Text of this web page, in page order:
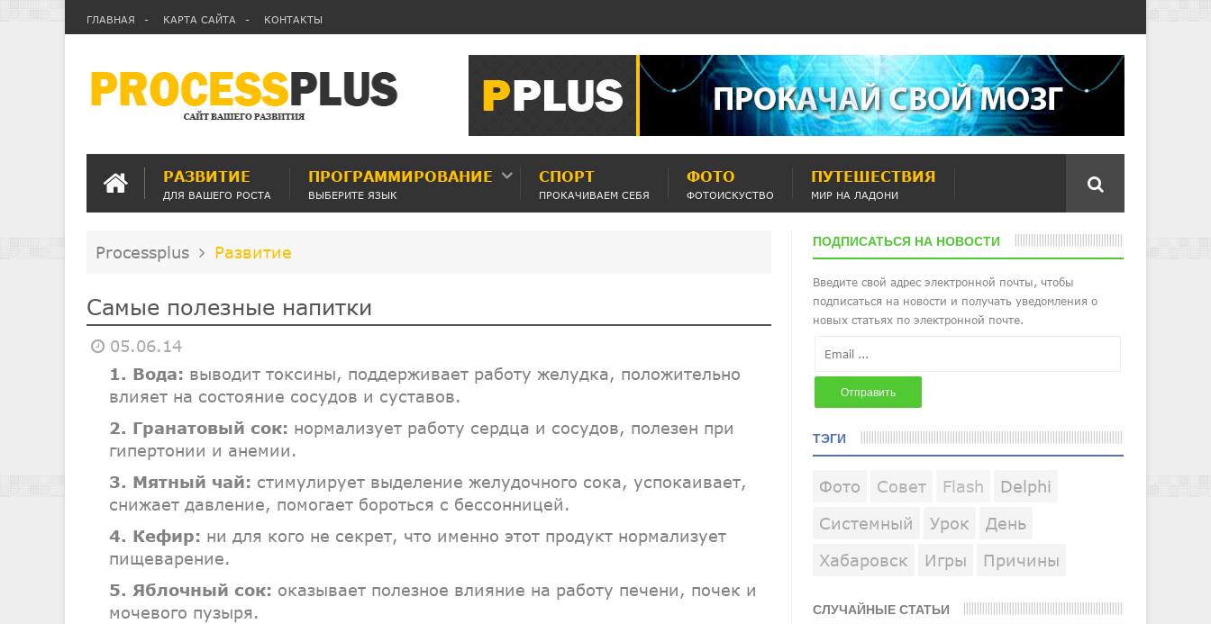
ГЛАВНАЯ КАРТА САЙТА КОНТАКТЫ
РАЗВИТИЕ
ДЛЯ ВАШЕГО РОСТА
ПРОГРАММИРОВАНИЕ
ВЫБЕРИТЕ ЯЗЫК
СПОРТ
ПРОКАЧИВАЕМ СЕБЯ
ФОТО
ФОТОИСКУСТВО
ПУТЕШЕСТВИЯ
МИР НА ЛАДОНИ
Processplus Развитие
Самые полезные напитки
05.06.14
1. Вода: выводит токсины, поддерживает работу желудка, положительно
влияет на состояние сосудов и суставов.
2. Гранатовый сок: нормализует работу сердца и сосудов, полезен при
гипертонии и анемии.
3. Мятный чай: стимулирует выделение желудочного сока, успокаивает,
снижает давление, помогает бороться с бессонницей.
4. Кефир: ни для кого не секрет, что именно этот продукт нормализует
пищеварение.
5. Яблочный сок: оказывает полезное влияние на работу печени, почек и
мочевого пузыря.
ПОДПИСАТЬСЯ НА НОВОСТИ
ТЭГИ
Фото Совет Flash
Delphi
Системный
Урок
День
Хабаровск
Игры Причины
СЛУЧАЙНЫЕ СТАТЬИ